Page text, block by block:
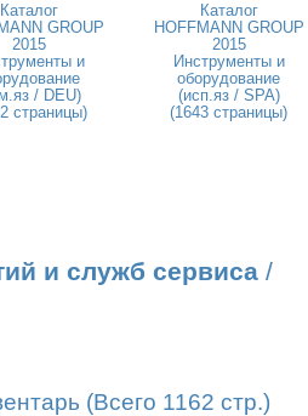
Каталог
GROUP
2015
и
/ DEU)
страницы)
Каталог
HOFFMANN GROUP
2015
Инструменты и
оборудование
(исп.яз / SPA)
(1643 страницы)
и служб сервиса /
(Всего 1162 стр.)